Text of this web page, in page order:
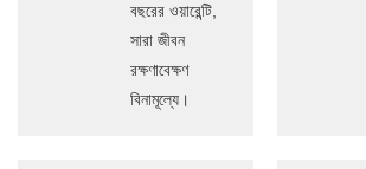
বছরের ওয়ারেন্টি,
সারা জীবন
রক্ষণাবেক্ষণ
বিনামূল্যে।